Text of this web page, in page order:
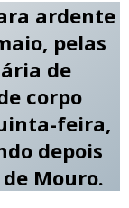
ardente
pelas
de
corpo
feira,
depois
Mouro.